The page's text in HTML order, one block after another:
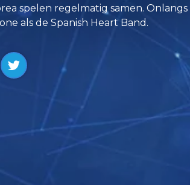
spelen regelmatig samen.
als de Spanish Heart Band.